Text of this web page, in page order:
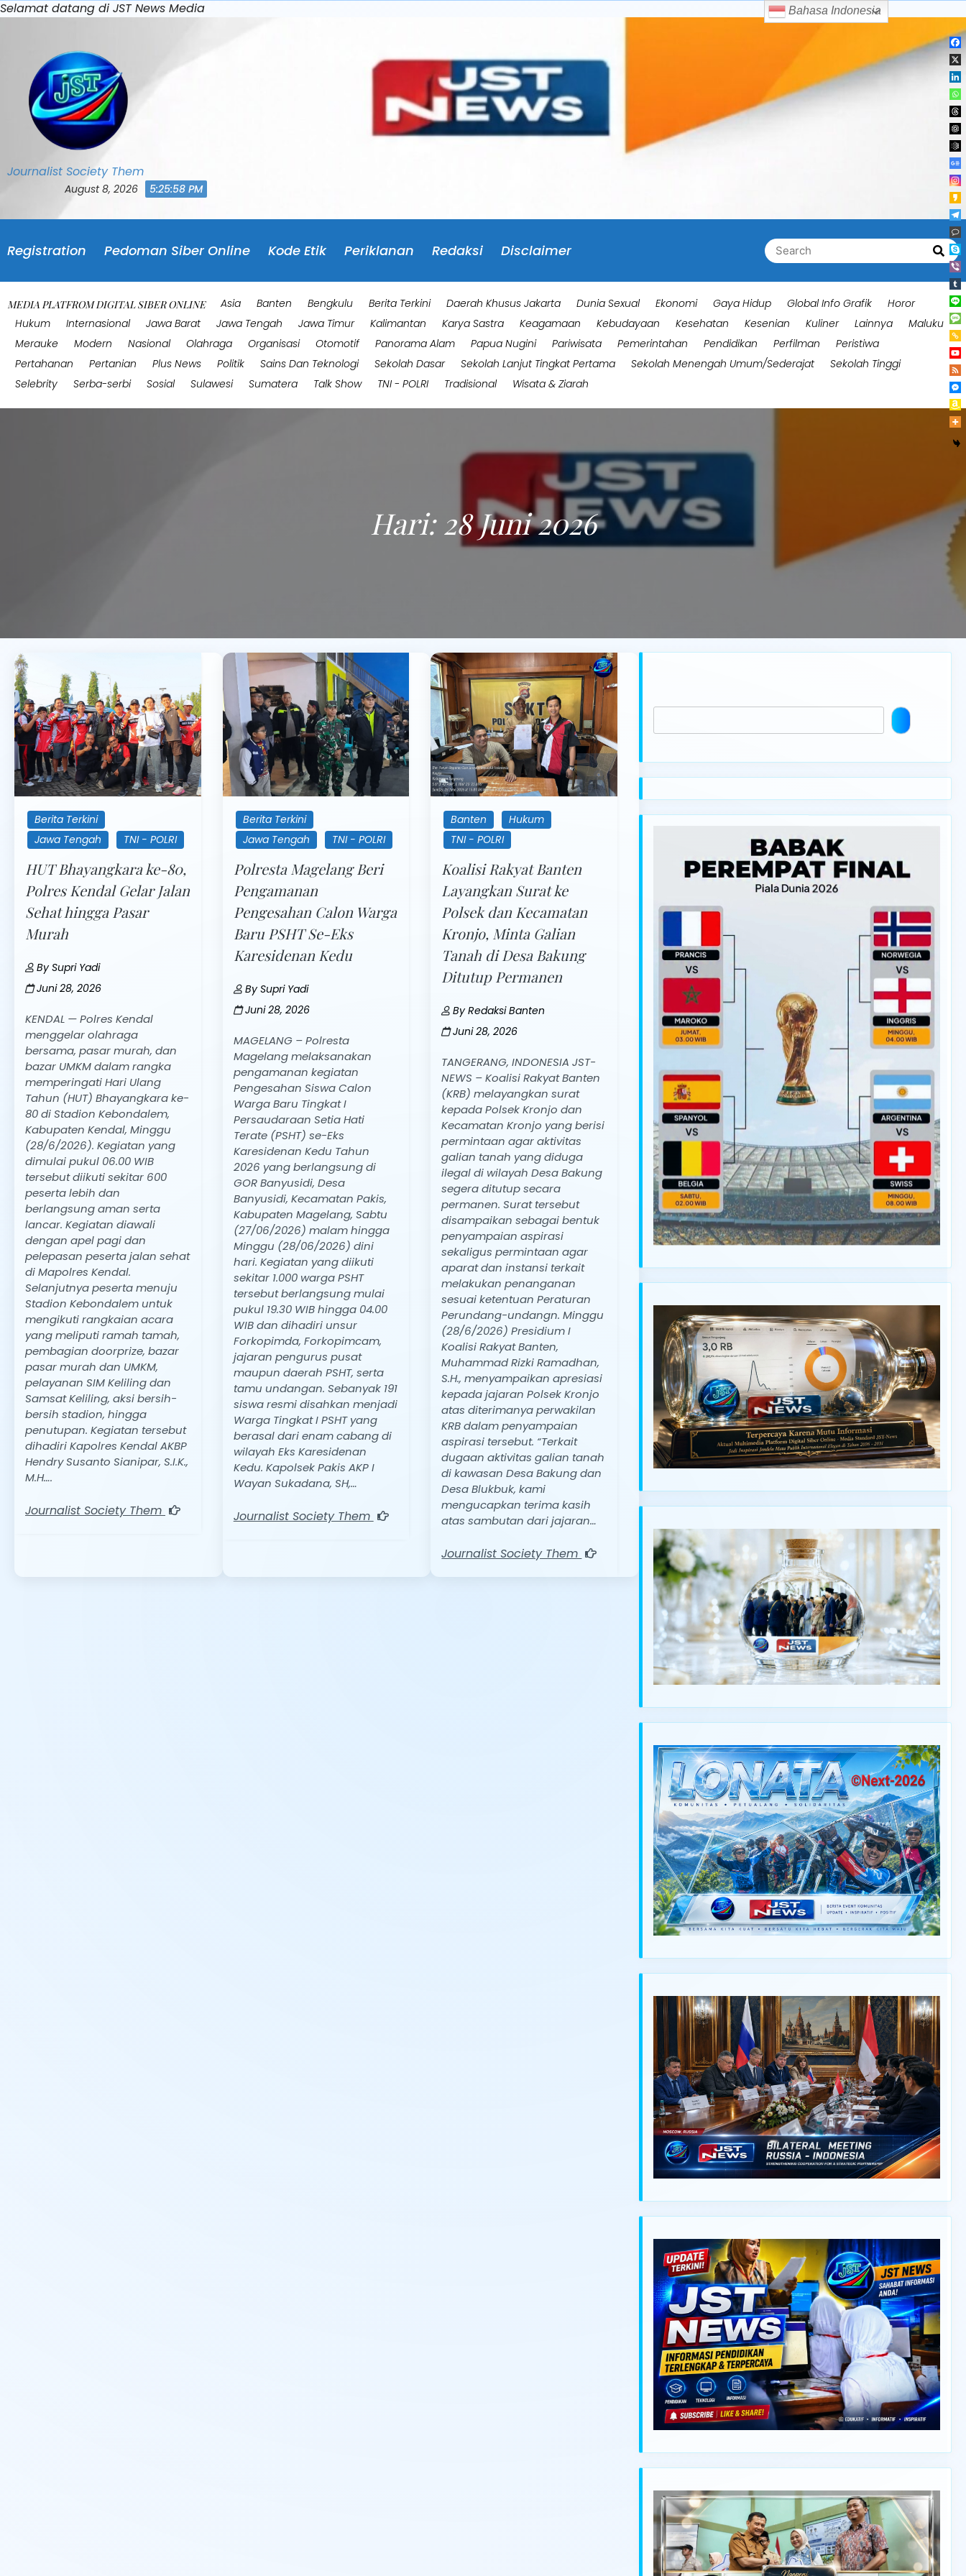
Selamat datang di JST News MediaSkip
Journalist Society Them
August 8, 2026 5:26:01 PM
Registration Pedoman Siber Online Kode Etik Periklanan Redaksi Disclaimer
Search
for:
MEDIA PLATFROM DIGITAL SIBER ONLINE Asia Banten Bengkulu Berita Terkini Daerah Khusus Jakarta Dunia Sexual Ekonomi Gaya Hidup Global Info Grafik
Horor
Hukum
Internasional Jawa Barat Jawa Tengah Jawa Timur Kalimantan Karya Sastra Keagamaan Kebudayaan Kesehatan Kesenian Kuliner Lainnya
Maluku
Merauke
Modern Nasional Olahraga Organisasi Otomotif Panorama Alam Papua Nugini Pariwisata Pemerintahan Pendidikan Perfilman
Peristiwa
Pertahanan
Pertanian Plus News Politik Sains Dan Teknologi Sekolah Dasar Sekolah Lanjut Tingkat Pertama Sekolah Menengah Umum/Sederajat
Sekolah Tinggi
Selebrity
Serba-serbi Sosial Sulawesi Sumatera Talk Show TNI - POLRI Tradisional Wisata & Ziarah
Hari: 28 Juni 2026
Berita Terkini
Jawa Tengah
TNI - POLRI
HUT Bhayangkara ke-80,
Polres Kendal Gelar Jalan
Sehat hingga Pasar
Murah
BySupri Yadi
Juni 28, 2026
KENDAL — Polres Kendal
menggelar olahraga
bersama, pasar murah, dan
bazar UMKM dalam rangka
memperingati Hari Ulang
Tahun (HUT) Bhayangkara ke-
80 di Stadion Kebondalem,
Kabupaten Kendal, Minggu
(28/6/2026). Kegiatan yang
dimulai pukul 06.00 WIB
tersebut diikuti sekitar 600
peserta lebih dan
berlangsung aman serta
lancar. Kegiatan diawali
dengan apel pagi dan
pelepasan peserta jalan sehat
di Mapolres Kendal.
Selanjutnya peserta menuju
Stadion Kebondalem untuk
mengikuti rangkaian acara
yang meliputi ramah tamah,
pembagian doorprize, bazar
pasar murah dan UMKM,
pelayanan SIM Keliling dan
Samsat Keliling, aksi bersih-
bersih stadion, hingga
penutupan. Kegiatan tersebut
dihadiri Kapolres Kendal AKBP
Hendry Susanto Sianipar, S.I.K.,
M.H….
Journalist Society Them
Berita Terkini
Jawa Tengah
TNI - POLRI
Polresta Magelang Beri
Pengamanan
Pengesahan Calon Warga
Baru PSHT Se-Eks
Karesidenan Kedu
BySupri Yadi
Juni 28, 2026
MAGELANG – Polresta
Magelang melaksanakan
pengamanan kegiatan
Pengesahan Siswa Calon
Warga Baru Tingkat I
Persaudaraan Setia Hati
Terate (PSHT) se-Eks
Karesidenan Kedu Tahun
2026 yang berlangsung di
GOR Banyusidi, Desa
Banyusidi, Kecamatan Pakis,
Kabupaten Magelang, Sabtu
(27/06/2026) malam hingga
Minggu (28/06/2026) dini
hari. Kegiatan yang diikuti
sekitar 1.000 warga PSHT
tersebut berlangsung mulai
pukul 19.30 WIB hingga 04.00
WIB dan dihadiri unsur
Forkopimda, Forkopimcam,
jajaran pengurus pusat
maupun daerah PSHT, serta
tamu undangan. Sebanyak 191
siswa resmi disahkan menjadi
Warga Tingkat I PSHT yang
berasal dari enam cabang di
wilayah Eks Karesidenan
Kedu. Kapolsek Pakis AKP I
Wayan Sukadana, SH,…
Journalist Society Them
Banten
Hukum
TNI - POLRI
Koalisi Rakyat Banten
Layangkan Surat ke
Polsek dan Kecamatan
Kronjo, Minta Galian
Tanah di Desa Bakung
Ditutup Permanen
ByRedaksi Banten
Juni 28, 2026
TANGERANG, INDONESIA JST-
NEWS – Koalisi Rakyat Banten
(KRB) melayangkan surat
kepada Polsek Kronjo dan
Kecamatan Kronjo yang berisi
permintaan agar aktivitas
galian tanah yang diduga
ilegal di wilayah Desa Bakung
segera ditutup secara
permanen. Surat tersebut
disampaikan sebagai bentuk
penyampaian aspirasi
sekaligus permintaan agar
aparat dan instansi terkait
melakukan penanganan
sesuai ketentuan Peraturan
Perundang-undangn. Minggu
(28/6/2026) Presidium I
Koalisi Rakyat Banten,
Muhammad Rizki Ramadhan,
S.H., menyampaikan apresiasi
kepada jajaran Polsek Kronjo
atas diterimanya perwakilan
KRB dalam penyampaian
aspirasi tersebut. “Terkait
dugaan aktivitas galian tanah
di kawasan Desa Bakung dan
Desa Blukbuk, kami
mengucapkan terima kasih
atas sambutan dari jajaran…
Journalist Society Them
Bahasa Indonesia